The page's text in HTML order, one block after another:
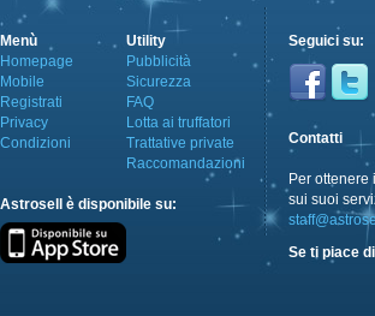
Menù
Homepage
Mobile
Registrati
Privacy
Condizioni
Utility
Pubblicità
Sicurezza
FAQ
Lotta ai truffatori
Trattative private
Raccomandazioni
Astrosell è disponibile su:
Seguici su:
Contatti
Per ottenere
sui suoi
Se ti piace